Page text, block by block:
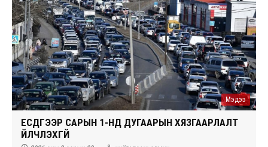
Мэдээ
ЕСДҮГЭЭР САРЫН 1-НД ДУГААРЫН ХЯЗГААРЛАЛТ
ҮЙЛЧЛЭХГҮЙ